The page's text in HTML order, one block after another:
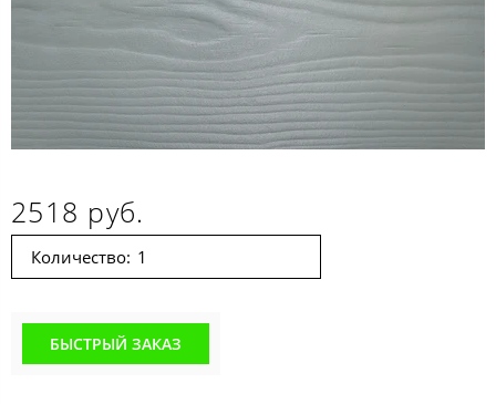
2518 руб.
Количество:
БЫСТРЫЙ ЗАКАЗ